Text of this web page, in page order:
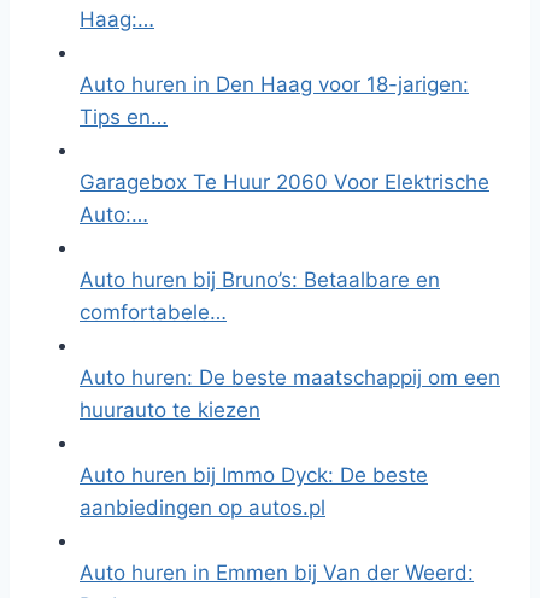
Haag:…
Auto huren in Den Haag voor 18-jarigen:
Tips en…
Garagebox Te Huur 2060 Voor Elektrische
Auto:…
Auto huren bij Bruno’s: Betaalbare en
comfortabele…
Auto huren: De beste maatschappij om een
huurauto te kiezen
Auto huren bij Immo Dyck: De beste
aanbiedingen op autos.pl
Auto huren in Emmen bij Van der Weerd: